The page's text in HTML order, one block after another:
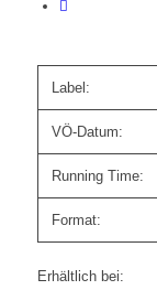
Label:
VÖ-Datum:
Running Time:
Format:
Erhältlich bei: